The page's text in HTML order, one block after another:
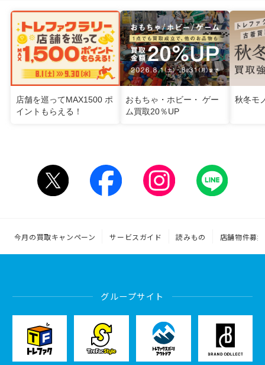
店舗を巡ってMAX1500 ポ
イントもらえる！
おもちゃ・ホビー・ ゲー
ム買取20％UP
秋冬モ
今月の買取キャンペーン サービスガイド 読みもの 店舗物件募集
グループサイト